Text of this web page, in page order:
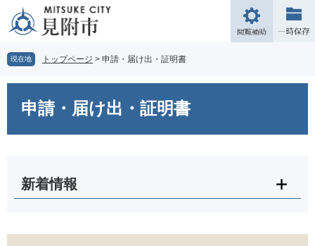
の
先
頭
ー
を
飛
閲
覧
現在地 トップページ > 申請・届け出・証明書
申請・届け出・証明書
新着情報